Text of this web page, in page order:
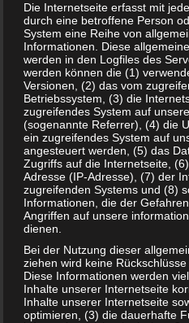
Bewertung:
Share Post Save
Redakteur:Arne
Hallo, ich bin Arne
macht es
verfassen. Jeden
Suche nach neuen
Falls ihr Themen-
gerne bei mir.
Auch interessant:
Die Internetseite erfasst mit
durch eine betroffene Person
System eine Reihe von
Informationen. Diese
werden in den Logfiles des
werden können die (1)
Versionen, (2) das vom
Betriebssystem, (3) die
zugreifendes System auf
(sogenannte Referrer), (4) die
ein zugreifendes System auf
angesteuert werden, (5) das
Zugriffs auf die Internetseite,
Adresse (IP-Adresse), (7) der
zugreifenden Systems und (8)
Informationen, die der
Angriffen auf unsere
dienen.
Bei der Nutzung dieser
ziehen wird keine
Diese Informationen werden
Inhalte unserer Internetseite
Inhalte unserer Internetseite
optimieren, (3) die dauerhafte